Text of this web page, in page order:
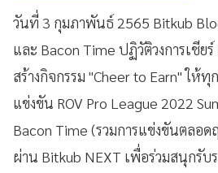
วันที่ 3 กุมภาพันธ์ 2565 Bitkub
และ Bacon Time ปฏิวัติวงการเชียร์
สร้างกิจกรรม "Cheer to Earn" ให้
แข่งขัน ROV Pro League 2022
Bacon Time (รวมการแข่งขันตลอ
ผ่าน Bitkub NEXT เพื่อร่วมสนุกรับ